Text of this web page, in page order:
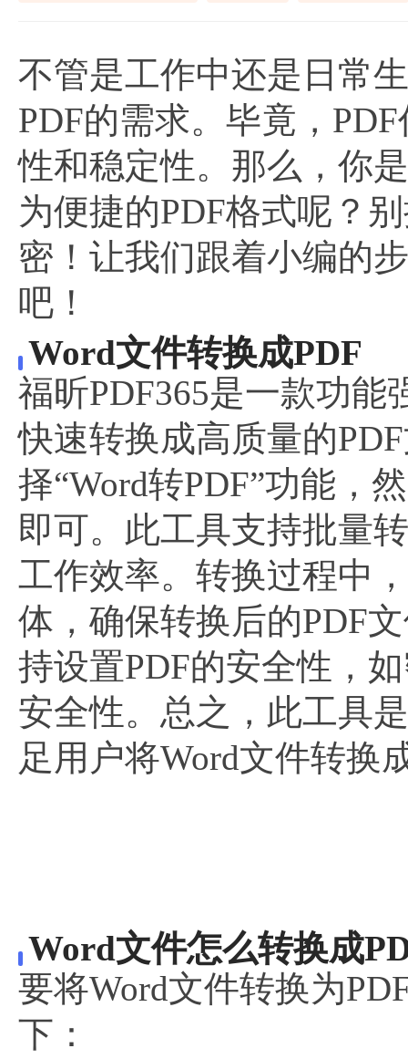
不管是工作中还是日常
PDF的需求。毕竟，
性和稳定性。那么，你
为便捷的PDF格式呢？
密！让我们跟着小编的
吧！
Word文件转换成PDF
福昕PDF365是一款功能
快速转换成高质量的
择“Word转PDF”功能，
即可。此工具支持批量
工作效率。转换过程中
体，确保转换后的PDF
持设置PDF的安全性，
安全性。总之，此工具
足用户将Word文件转换
Word文件怎么转换成
要将Word文件转换为
下：